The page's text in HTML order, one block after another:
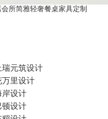
所简雅轻奢餐桌家具定制
瑞元筑设计
万里设计
岸设计
顿设计